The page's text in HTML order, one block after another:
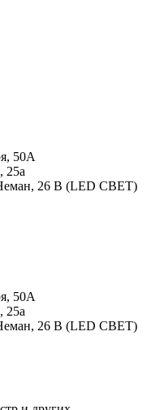
50А
25а
26 В (LED СВЕТ)
50А
25а
26 В (LED СВЕТ)